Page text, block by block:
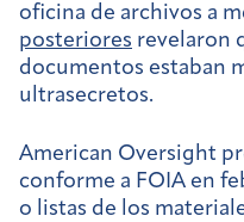
oficina de archivos a
posteriores revelaron
documentos estaban
ultrasecretos.
American Oversight
conforme a FOIA en
o listas de los